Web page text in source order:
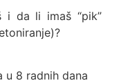
i da li imaš “pik”
u 8 radnih dana